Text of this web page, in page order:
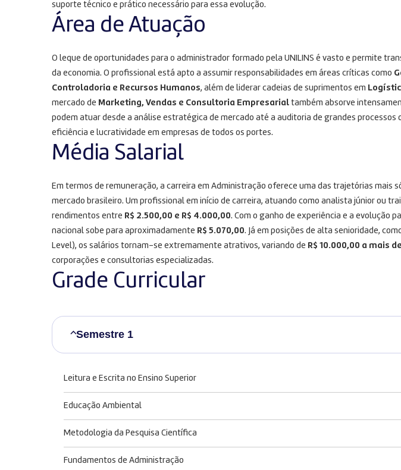
suporte técnico e prático necessário para essa evolução.
Área de Atuação
O leque de oportunidades para o administrador formado pela UNILINS é vasto e permite
da economia. O profissional está apto a assumir responsabilidades em áreas críticas como
Controladoria e Recursos Humanos, além de liderar cadeias de suprimentos em
mercado de Marketing, Vendas e Consultoria Empresarial também absorve
podem atuar desde a análise estratégica de mercado até a auditoria de grandes processos
eficiência e lucratividade em empresas de todos os portes.
Média Salarial
Em termos de remuneração, a carreira em Administração oferece uma das trajetórias mais
mercado brasileiro. Um profissional em início de carreira, atuando como analista júnior ou
rendimentos entre R$ 2.500,00 e R$ 4.000,00. Com o ganho de experiência e a evolução
nacional sobe para aproximadamente R$ 5.070,00. Já em posições de alta senioridade,
Level), os salários tornam-se extremamente atrativos, variando de R$ 10.000,00 a mais
corporações e consultorias especializadas.
Grade Curricular
Semestre 1
Leitura e Escrita no Ensino Superior
Educação Ambiental
Metodologia da Pesquisa Científica
Fundamentos de Administração